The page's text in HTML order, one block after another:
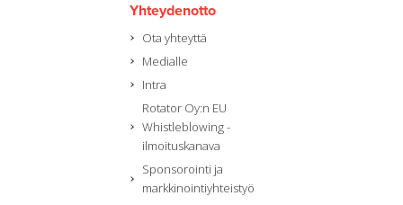
Yhteydenotto
Ota yhteyttä
Medialle
Intra
Rotator Oy:n EU
Whistleblowing -
ilmoituskanava
Sponsorointi ja
markkinointiyhteistyö